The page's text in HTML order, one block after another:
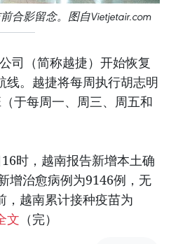
合影留念。图自Vietjetair.com
司（简称越捷）开始恢复
线。越捷将每周执行胡志明
于每周一、周三、周五和
时，越南报告新增本土确
增治愈病例为9146例，无
，越南累计接种疫苗为
文 （完）